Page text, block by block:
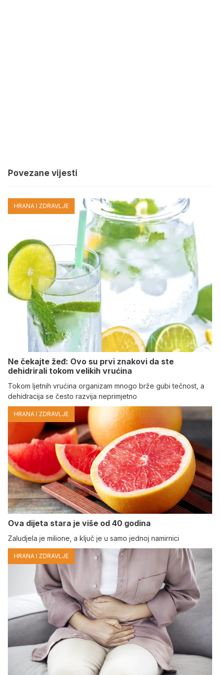
Povezane vijesti
HRANA I ZDRAVLJE
Ne čekajte žeđ: Ovo su prvi znakovi da ste
dehidrirali tokom velikih vrućina
Tokom ljetnih vrućina organizam mnogo brže gubi tečnost, a
dehidracija se često razvija neprimjetno
HRANA I ZDRAVLJE
Ova dijeta stara je više od 40 godina
Zaludjela je milione, a ključ je u samo jednoj namirnici
HRANA I ZDRAVLJE